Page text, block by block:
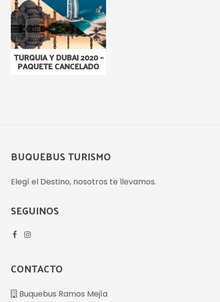
TURQUIA Y DUBAI 2020 –
PAQUETE CANCELADO
BUQUEBUS TURISMO
Elegí el Destino, nosotros te llevamos.
SEGUINOS
CONTACTO
Buquebus Ramos Mejía